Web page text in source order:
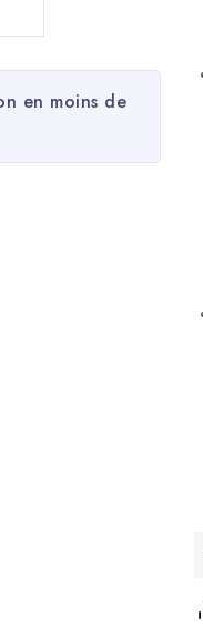
en moins de